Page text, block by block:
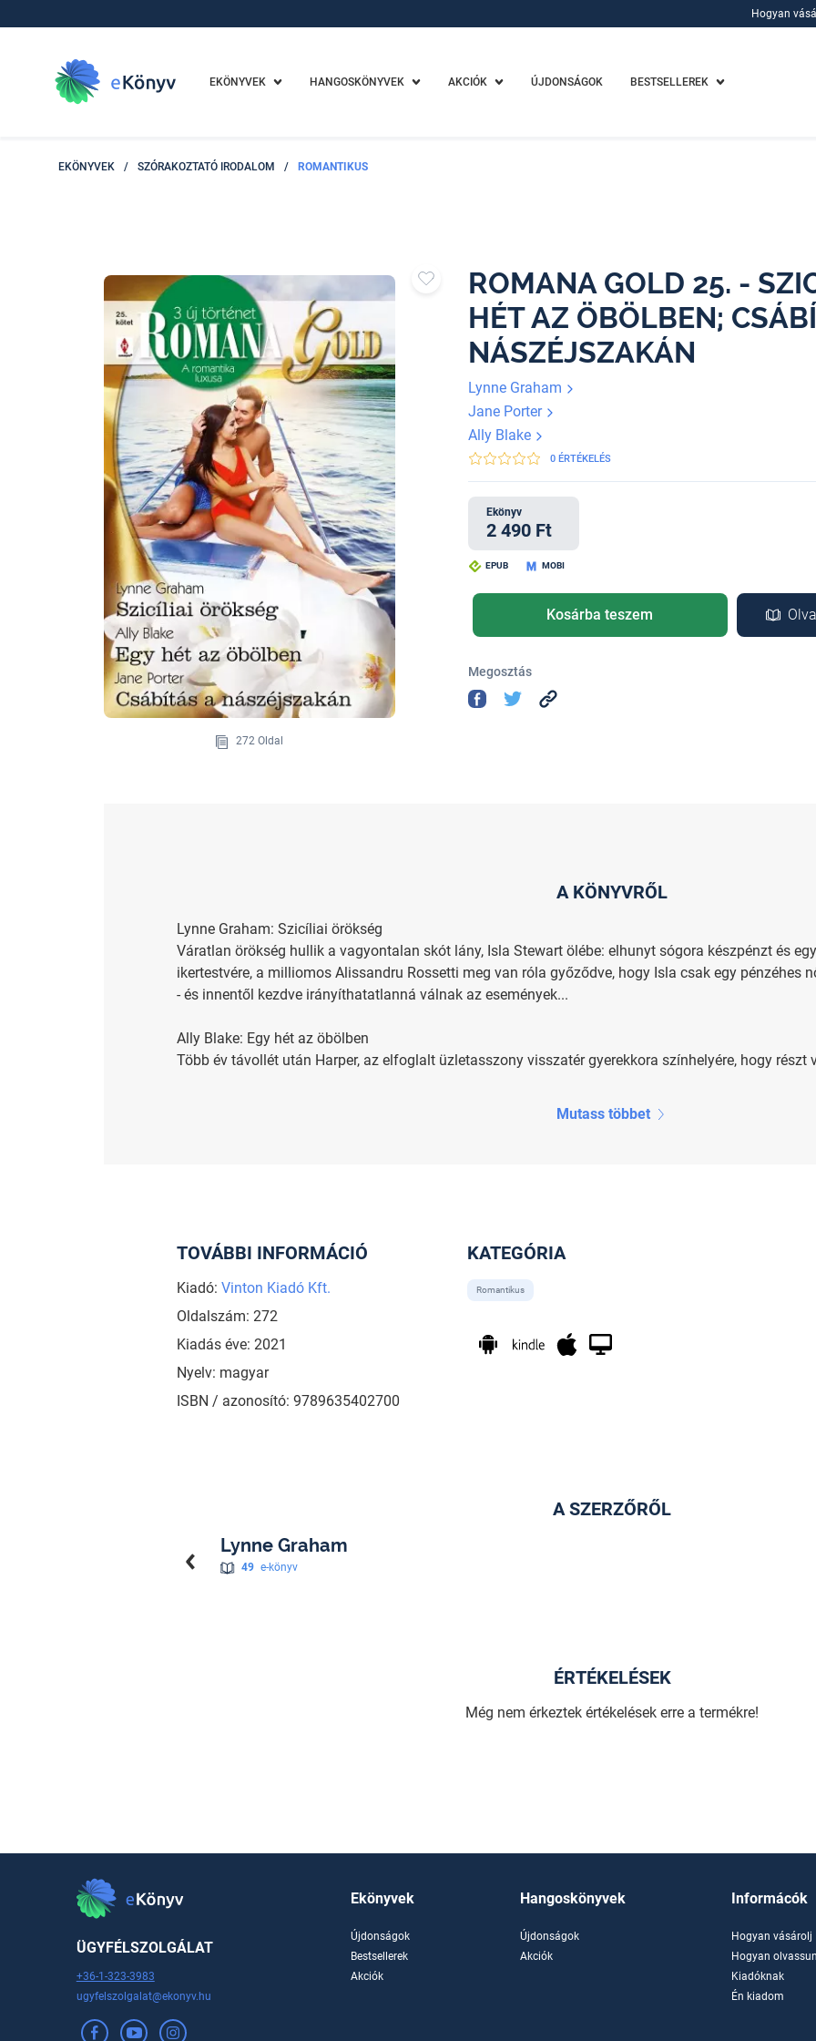
Hogyan
EKÖNYVEK HANGOSKÖNYVEK AKCIÓK ÚJDONSÁGOK BESTSELLEREK
EKÖNYVEK / SZÓRAKOZTATÓ IRODALOM / ROMANTIKUS
272 Oldal
ROMANA GOLD 25. -
HÉT AZ ÖBÖLBEN;
NÁSZÉJSZAKÁN
Lynne Graham
Jane Porter
Ally Blake
0 ÉRTÉKELÉS
Ekönyv
2 490 Ft
EPUB MOBI
Kosárba teszem
Megosztás
A KÖNYVRŐL
Lynne Graham: Szicíliai örökség
Váratlan örökség hullik a vagyontalan skót lány, Isla Stewart ölébe: elhunyt sógora készpénzt és
ikertestvére, a milliomos Alissandru Rossetti meg van róla győződve, hogy Isla csak egy pénzéhes
- és innentől kezdve irányíthatatlanná válnak az események...
Ally Blake: Egy hét az öbölben
Több év távollét után Harper, az elfoglalt üzletasszony visszatér gyerekkora színhelyére, hogy részt
Mutass többet
TOVÁBBI INFORMÁCIÓ
Kiadó: Vinton Kiadó Kft.
Oldalszám: 272
Kiadás éve: 2021
Nyelv: magyar
ISBN / azonosító: 9789635402700
KATEGÓRIA
Romantikus
A SZERZŐRŐL
Lynne Graham
49 e-könyv
ÉRTÉKELÉSEK
Még nem érkeztek értékelések erre a termékre!
ÜGYFÉLSZOLGÁLAT
+36-1-323-3983
ugyfelszolgalat@ekonyv.hu
Ekönyvek
Újdonságok
Bestsellerek
Akciók
Hangoskönyvek
Újdonságok
Akciók
Informácók
Hogyan vásárolj
Hogyan
Kiadóknak
Én kiadom